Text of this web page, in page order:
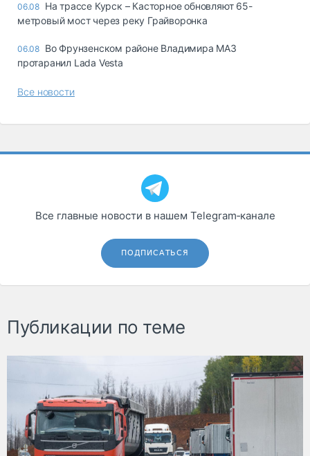
06.08 На трассе Курск – Касторное обновляют 65-
метровый мост через реку Грайворонка
06.08 Во Фрунзенском районе Владимира МАЗ
протаранил Lada Vesta
Все новости
Все главные новости в нашем Telegram‑канале
ПОДПИСАТЬСЯ
Публикации по теме